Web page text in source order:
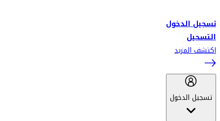
تسجيل الدخول
التسجيل
اكتشف المزيد
تسجيل الدخول